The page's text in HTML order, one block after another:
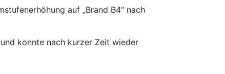
auf „Brand B4“ nach
konnte nach kurzer Zeit wieder